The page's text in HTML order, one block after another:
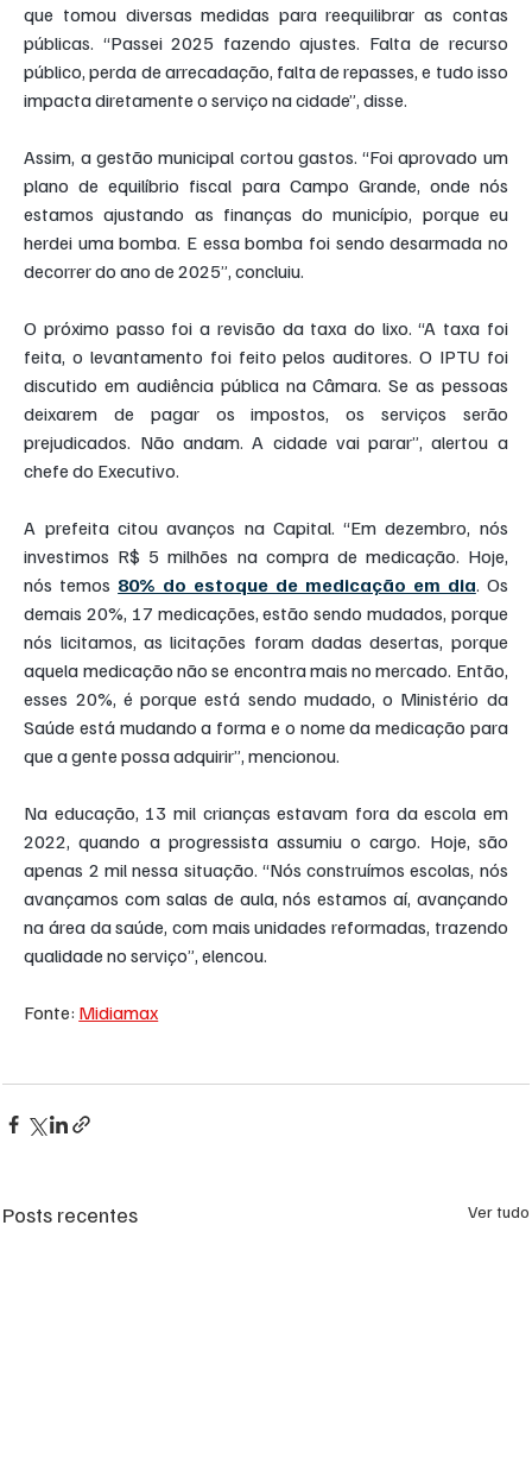
que tomou diversas medidas para reequilibrar as contas
públicas. “Passei 2025 fazendo ajustes. Falta de recurso
público, perda de arrecadação, falta de repasses, e tudo isso
impacta diretamente o serviço na cidade”, disse.
Assim, a gestão municipal cortou gastos. “Foi aprovado um
plano de equilíbrio fiscal para Campo Grande, onde nós
estamos ajustando as finanças do município, porque eu
herdei uma bomba. E essa bomba foi sendo desarmada no
decorrer do ano de 2025”, concluiu.
O próximo passo foi a revisão da taxa do lixo. “A taxa foi
feita, o levantamento foi feito pelos auditores. O IPTU foi
discutido em audiência pública na Câmara. Se as pessoas
deixarem de pagar os impostos, os serviços serão
prejudicados. Não andam. A cidade vai parar”, alertou a
chefe do Executivo.
A prefeita citou avanços na Capital. “Em dezembro, nós
investimos R$ 5 milhões na compra de medicação. Hoje,
nós temos 80% do estoque de medicação em dia. Os
demais 20%, 17 medicações, estão sendo mudados, porque
nós licitamos, as licitações foram dadas desertas, porque
aquela medicação não se encontra mais no mercado. Então,
esses 20%, é porque está sendo mudado, o Ministério da
Saúde está mudando a forma e o nome da medicação para
que a gente possa adquirir”, mencionou.
Na educação, 13 mil crianças estavam fora da escola em
2022, quando a progressista assumiu o cargo. Hoje, são
apenas 2 mil nessa situação. “Nós construímos escolas, nós
avançamos com salas de aula, nós estamos aí, avançando
na área da saúde, com mais unidades reformadas, trazendo
qualidade no serviço”, elencou.
Fonte: Midiamax
Posts recentes Ver tudo